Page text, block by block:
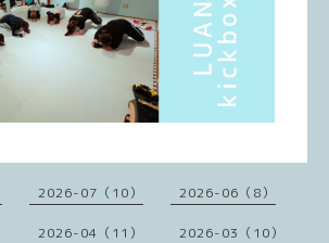
2026-07（10） 2026-06（8）
2026-04（11） 2026-03（10）